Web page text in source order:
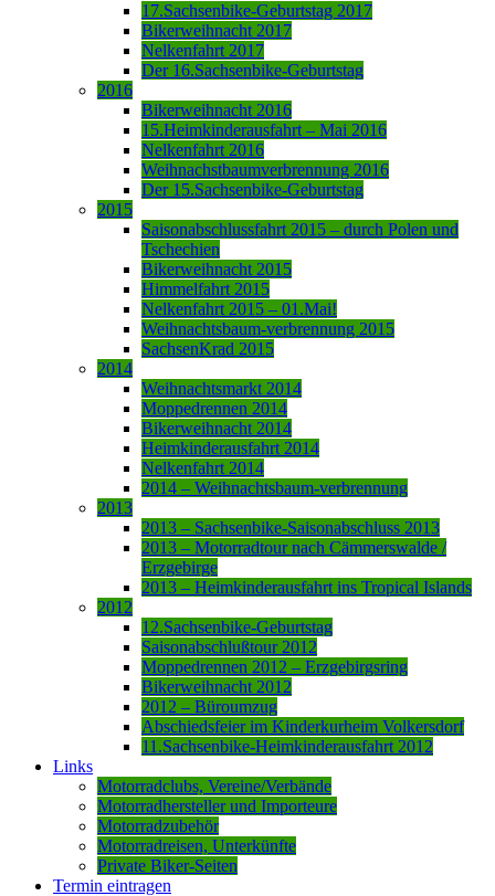
17.Sachsenbike-Geburtstag 2017
Bikerweihnacht 2017
Nelkenfahrt 2017
Der 16.Sachsenbike-Geburtstag
2016
Bikerweihnacht 2016
15.Heimkinderausfahrt – Mai 2016
Nelkenfahrt 2016
Weihnachstbaumverbrennung 2016
Der 15.Sachsenbike-Geburtstag
2015
Saisonabschlussfahrt 2015 – durch Polen und
Tschechien
Bikerweihnacht 2015
Himmelfahrt 2015
Nelkenfahrt 2015 – 01.Mai!
Weihnachtsbaum-verbrennung 2015
SachsenKrad 2015
2014
Weihnachtsmarkt 2014
Moppedrennen 2014
Bikerweihnacht 2014
Heimkinderausfahrt 2014
Nelkenfahrt 2014
2014 – Weihnachtsbaum-verbrennung
2013
2013 – Sachsenbike-Saisonabschluss 2013
2013 – Motorradtour nach Cämmerswalde /
Erzgebirge
2013 – Heimkinderausfahrt ins Tropical Islands
2012
12.Sachsenbike-Geburtstag
Saisonabschlußtour 2012
Moppedrennen 2012 – Erzgebirgsring
Bikerweihnacht 2012
2012 – Büroumzug
Abschiedsfeier im Kinderkurheim Volkersdorf
11.Sachsenbike-Heimkinderausfahrt 2012
Links
Motorradclubs, Vereine/Verbände
Motorradhersteller und Importeure
Motorradzubehör
Motorradreisen, Unterkünfte
Private Biker-Seiten
Termin eintragen